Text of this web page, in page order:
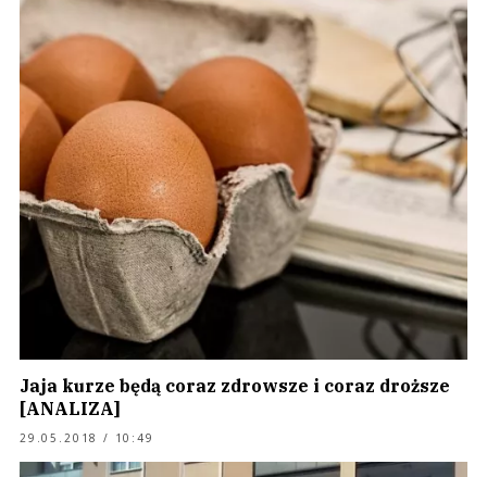
Jaja kurze będą coraz zdrowsze i coraz droższe
[ANALIZA]
29.05.2018 / 10:49